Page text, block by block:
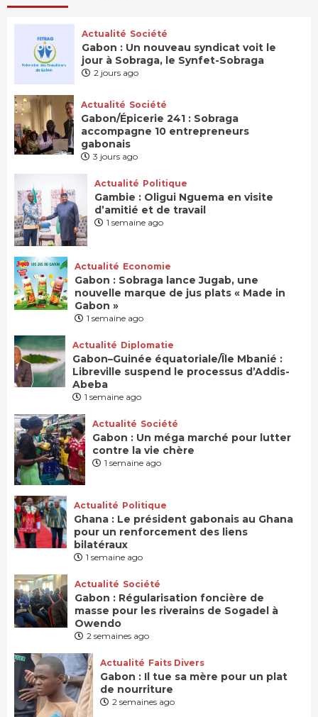
Actualité Société
Gabon : Un nouveau syndicat voit le
jour à Sobraga, le Synfet-Sobraga
2 jours ago
Actualité Société
Gabon/Épicerie 241 : Sobraga
accompagne 10 entrepreneurs
gabonais
3 jours ago
Actualité Politique
Gambie : Oligui Nguema en visite
d’amitié et de travail
1 semaine ago
Actualité Economie
Gabon : Sobraga lance Jugab, une
nouvelle marque de jus plats « Made in
Gabon »
1 semaine ago
Actualité Diplomatie
Gabon–Guinée équatoriale/Île Mbanié :
Libreville suspend le processus d’Addis-
Abeba
1 semaine ago
Actualité Société
Gabon : Un méga marché pour lutter
contre la vie chère
1 semaine ago
Actualité Politique
Ghana : Le président gabonais au Ghana
pour un renforcement des liens
bilatéraux
1 semaine ago
Actualité Société
Gabon : Régularisation foncière de
masse pour les riverains de Sogadel à
Owendo
2 semaines ago
Actualité Faits Divers
Gabon : Il tue sa mère pour un plat
de nourriture
2 semaines ago